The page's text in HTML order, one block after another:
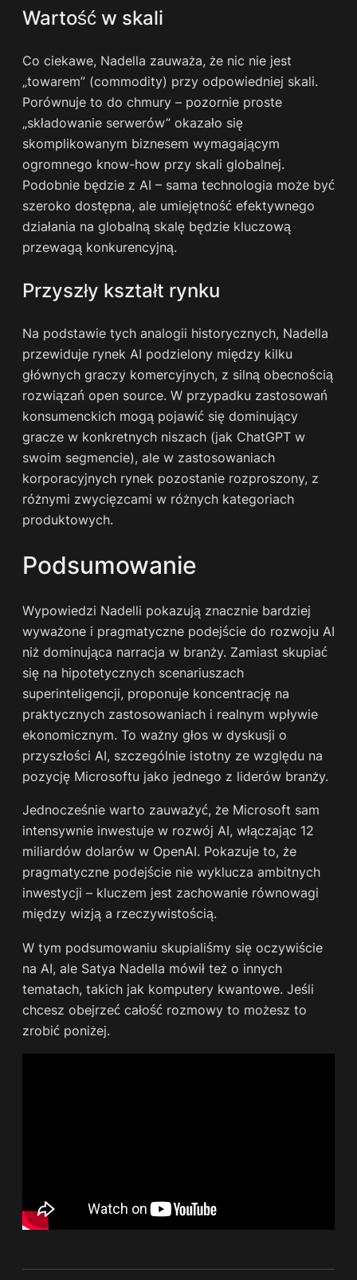
Wartość w skali
Co ciekawe, Nadella zauważa, że nic nie jest
„towarem” (commodity) przy odpowiedniej skali.
Porównuje to do chmury – pozornie proste
„składowanie serwerów” okazało się
skomplikowanym biznesem wymagającym
ogromnego know-how przy skali globalnej.
Podobnie będzie z AI – sama technologia może być
szeroko dostępna, ale umiejętność efektywnego
działania na globalną skalę będzie kluczową
przewagą konkurencyjną.
Przyszły kształt rynku
Na podstawie tych analogii historycznych, Nadella
przewiduje rynek AI podzielony między kilku
głównych graczy komercyjnych, z silną obecnością
rozwiązań open source. W przypadku zastosowań
konsumenckich mogą pojawić się dominujący
gracze w konkretnych niszach (jak ChatGPT w
swoim segmencie), ale w zastosowaniach
korporacyjnych rynek pozostanie rozproszony, z
różnymi zwycięzcami w różnych kategoriach
produktowych.
Podsumowanie
Wypowiedzi Nadelli pokazują znacznie bardziej
wyważone i pragmatyczne podejście do rozwoju AI
niż dominująca narracja w branży. Zamiast skupiać
się na hipotetycznych scenariuszach
superinteligencji, proponuje koncentrację na
praktycznych zastosowaniach i realnym wpływie
ekonomicznym. To ważny głos w dyskusji o
przyszłości AI, szczególnie istotny ze względu na
pozycję Microsoftu jako jednego z liderów branży.
Jednocześnie warto zauważyć, że Microsoft sam
intensywnie inwestuje w rozwój AI, włączając 12
miliardów dolarów w OpenAI. Pokazuje to, że
pragmatyczne podejście nie wyklucza ambitnych
inwestycji – kluczem jest zachowanie równowagi
między wizją a rzeczywistością.
W tym podsumowaniu skupialiśmy się oczywiście
na AI, ale Satya Nadella mówił też o innych
tematach, takich jak komputery kwantowe. Jeśli
chcesz obejrzeć całość rozmowy to możesz to
zrobić poniżej.